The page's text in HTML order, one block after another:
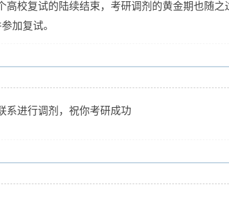
高校复试的陆续结束，考研调剂的黄金期也随
加复试。
系进行调剂，祝你考研成功